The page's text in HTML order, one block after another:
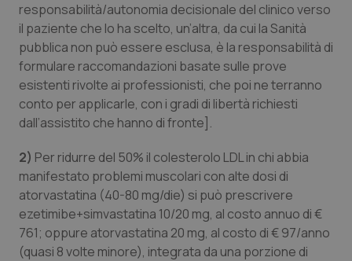
responsabilità/autonomia decisionale del clinico verso
il paziente che lo ha scelto, un’altra, da cui la Sanità
pubblica non può essere esclusa, è la responsabilità di
formulare raccomandazioni basate sulle prove
esistenti rivolte ai professionisti, che poi ne terranno
conto per applicarle, con i gradi di libertà richiesti
dall’assistito che hanno di fronte].
2) Per ridurre del 50% il colesterolo LDL in chi abbia
manifestato problemi muscolari con alte dosi di
atorvastatina (40-80 mg/die) si può prescrivere
ezetimibe+simvastatina 10/20 mg, al costo annuo di €
761; oppure atorvastatina 20 mg, al costo di € 97/anno
(quasi 8 volte minore), integrata da una porzione di